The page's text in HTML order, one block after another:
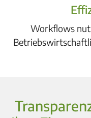
Workflows